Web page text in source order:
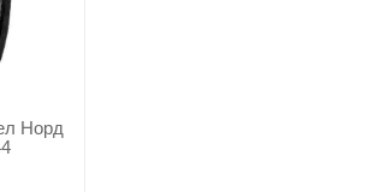
Норд